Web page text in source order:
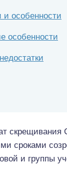
и особенности
особенности
сроками
и группы